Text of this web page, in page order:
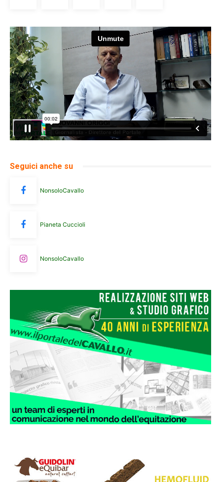
Seguici anche su
NonsoloCavallo
Pianeta Cuccioli
NonsoloCavallo